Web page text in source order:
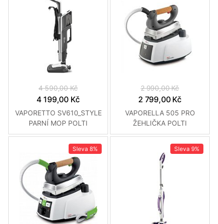
4 590,00 Kč
4 199,00 Kč
VAPORETTO SV610_STYLE
PARNÍ MOP POLTI
2 990,00 Kč
2 799,00 Kč
VAPORELLA 505 PRO
ŽEHLIČKA POLTI
Sleva 8% Sleva 9%